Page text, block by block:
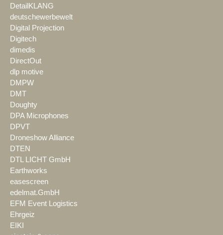
DetailKLANG
deutschewerbewelt
Digital Projection
Digitech
dimedis
DirectOut
dlp motive
DMPW
DMT
Doughty
DPA Microphones
DPVT
Droneshow Alliance
DTEN
DTL LICHT GmbH
Earthworks
easescreen
edelmat.GmbH
EFM Event Logistics
Ehrgeiz
EIKI